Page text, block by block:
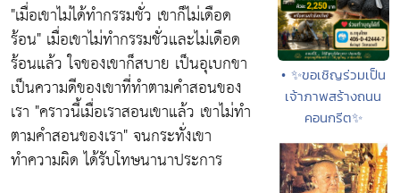
"เมื่อเขาไม่ได้ทำกรรมชั่ว เขาก็ไม่เดือด
ร้อน" เมื่อเขาไม่ทำกรรมชั่วและไม่เดือด
ร้อนแล้ว ใจของเขาก็สบาย เป็นอุเบกขา
เป็นความดีของเขาที่ทำตามคำสอนของ
เรา "คราวนี้เมื่อเราสอนเขาแล้ว เขาไม่ทำ
ตามคำสอนของเรา"จนกระทั่งเขา
ทำความผิด ได้รับโทษนานาประการ
• ✨ขอเชิญร่วมเป็น
เจ้าภาพสร้างถนน
คอนกรีต✨